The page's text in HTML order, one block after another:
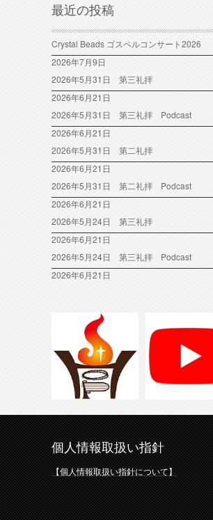
最近の投稿
Crystal Beads ゴスペルコンサート2026
2026年7月9日
2026年5月31日 第三礼拝
2026年6月21日
2026年5月31日 第三礼拝 Podcast
2026年6月21日
2026年5月31日 第二礼拝
2026年6月21日
2026年5月31日 第二礼拝 Podcast
2026年6月21日
2026年5月24日 第三礼拝
2026年6月21日
2026年5月24日 第三礼拝 Podcast
2026年6月21日
個人情報取扱い指針
【個人情報取扱い指針について】